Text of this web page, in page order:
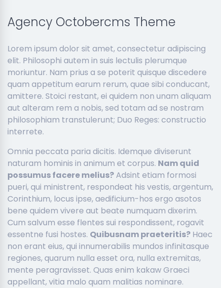
Agency Octobercms Theme
Lorem ipsum dolor sit amet, consectetur adipiscing
elit. Philosophi autem in suis lectulis plerumque
moriuntur. Nam prius a se poterit quisque discedere
quam appetitum earum rerum, quae sibi conducant,
amittere. Stoici restant, ei quidem non unam aliquam
aut alteram rem a nobis, sed totam ad se nostram
philosophiam transtulerunt; Duo Reges: constructio
interrete.
Omnia peccata paria dicitis. Idemque diviserunt
naturam hominis in animum et corpus. Nam quid
possumus facere melius?Adsint etiam formosi
pueri, qui ministrent, respondeat his vestis, argentum,
Corinthium, locus ipse, aedificium-hos ergo asotos
bene quidem vivere aut beate numquam dixerim.
Cum salvum esse flentes sui respondissent, rogavit
essentne fusi hostes. Quibusnam praeteritis? Haec
non erant eius, qui innumerabilis mundos infinitasque
regiones, quarum nulla esset ora, nulla extremitas,
mente peragravisset. Quas enim kakaw Graeci
appellant, vitia malo quam malitias nominare.